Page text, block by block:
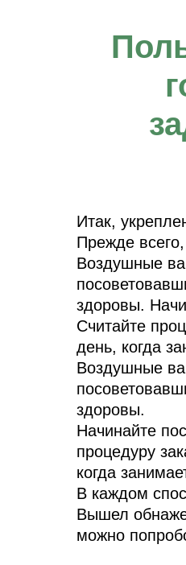
Итак,
Прежде
Воздушные
здоровы.
Считайте
день, когда
Воздушные
здоровы.
Начинайте
процедуру
когда
В каждом
Вышел
можно